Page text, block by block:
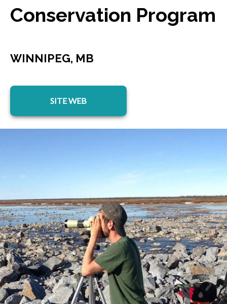
Conservation Program
WINNIPEG, MB
SITE WEB
s’ouvre dans un nouvel onglet